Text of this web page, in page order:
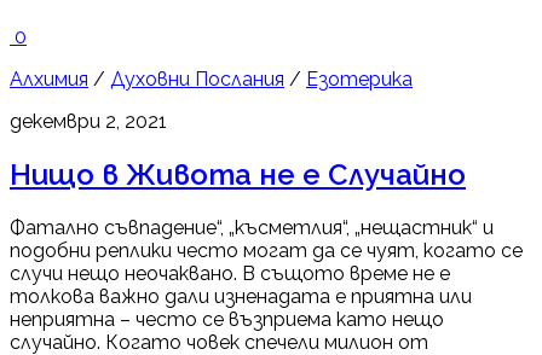
0
Алхимия / Духовни Послания / Езотерика
декември 2, 2021
Нищо в Живота не е Случайно
Фатално съвпадение“, „късметлия“, „нещастник“ и
подобни реплики често могат да се чуят, когато се
случи нещо неочаквано. В същото време не е
толкова важно дали изненадата е приятна или
неприятна – често се възприема като нещо
случайно. Когато човек спечели милион от